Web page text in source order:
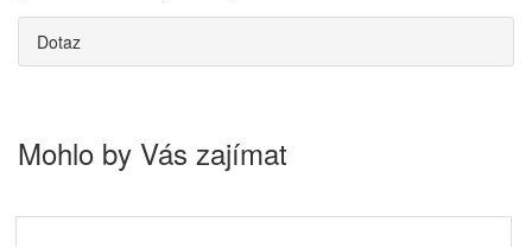
Dotaz
Mohlo by Vás zajímat